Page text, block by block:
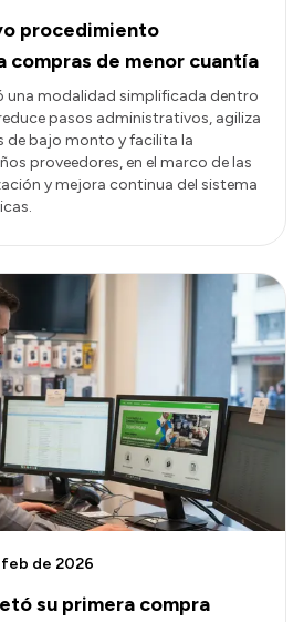
procedimiento
compras de menor cuantía
una modalidad simplificada dentro
reduce pasos administrativos, agiliza
de bajo monto y facilita la
proveedores, en el marco de las
y mejora continua del sistema
su primera compra
de 2026